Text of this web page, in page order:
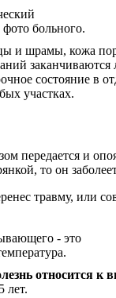
и шрамы, кожа
состояние в
участках.
передается и
то он
травму, или
относится к
лет.